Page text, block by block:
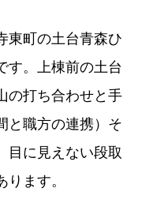
東町の土台青森ひ
す。上棟前の土台
の打ち合わせと手
と職方の連携）そ
目に見えない段取
ます。